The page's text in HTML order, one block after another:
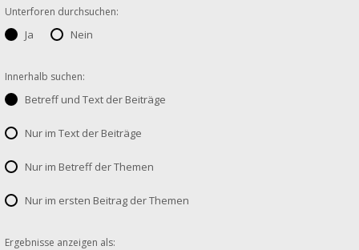
Unterforen durchsuchen:
Ja Nein
Innerhalb suchen:
Betreff und Text der Beiträge
Nur im Text der Beiträge
Nur im Betreff der Themen
Nur im ersten Beitrag der Themen
Ergebnisse anzeigen als: